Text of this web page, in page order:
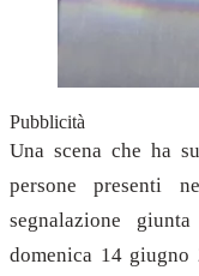
Pubblicità
Una scena che ha
persone presenti
segnalazione
domenica 14 giugno